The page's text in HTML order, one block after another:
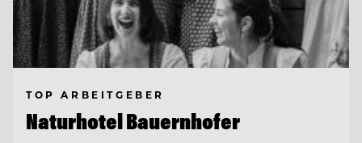
TOP ARBEITGEBER
Naturhotel Bauernhofer